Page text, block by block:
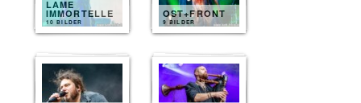
LAME
IMMORTELLE
10 BILDER
OST+FRONT
9 BILDER